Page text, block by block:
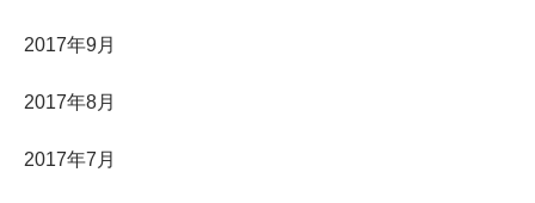
2017年9月
2017年8月
2017年7月